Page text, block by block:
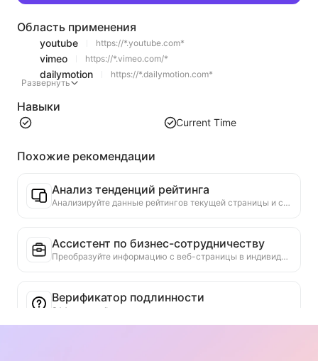
Область применения
youtube https://*.youtube.com*
vimeo https://*.vimeo.com/*
dailymotion
https://*.dailymotion.com*
Развернуть
Навыки
Current Time
Похожие рекомендации
Анализ тенденций рейтинга
Анализируйте данные рейтингов текущей страницы и создавайте отчет о тенденциях. Определяйте популярные категории, быстро растущие типы продуктов и новые технологии. Предоставляйте мгновенные рыночные инсайты, чтобы помочь вам понять последние тенденции продуктов и рыночные движения.
Ассистент по бизнес-сотрудничеству
Преобразуйте информацию с веб-страницы в индивидуальные коммерческие предложения, частные сообщения для сотрудничества, предоставьте готовые шаблоны и руководства по последующим действиям, упростите процесс сотрудничества.
Верификатор подлинности